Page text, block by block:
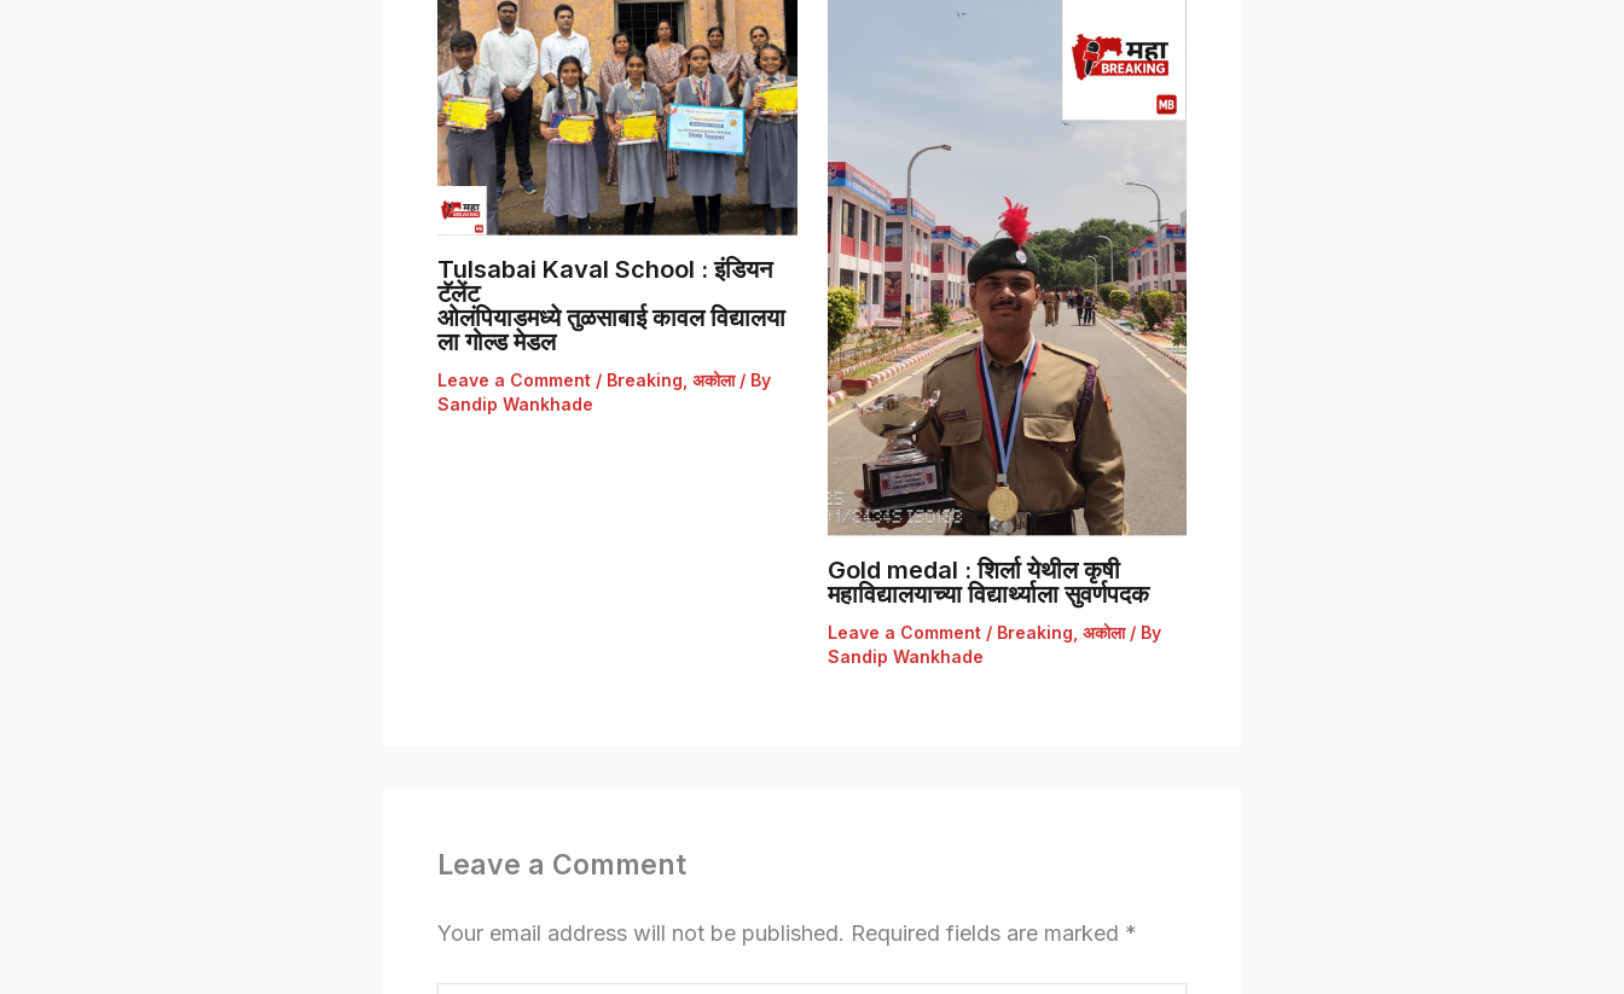
Tulsabai Kaval School : इंडियन
टॅलेंट
ओलंपियाडमध्ये तुळसाबाई कावल विद्यालया
ला गोल्ड मेडल
Leave a Comment / Breaking, अकोला/ By
Sandip Wankhade
Gold medal : शिर्ला येथील कृषी
महाविद्यालयाच्या विद्यार्थ्याला सुवर्णपदक
Leave a Comment / Breaking अकोला/ By
Sandip Wankhade
Leave a Comment
Your email address will not be published. Required fields are marked *